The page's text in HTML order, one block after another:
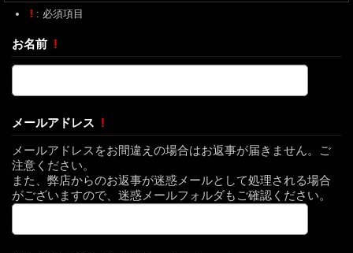
! : 必須項目
お名前 !
メールアドレス !
メールアドレスをお間違えの場合はお返事が届きません。ご
注意ください。
また、弊店からのお返事が迷惑メールとして処理される場合
がございますので、迷惑メールフォルダもご確認ください。